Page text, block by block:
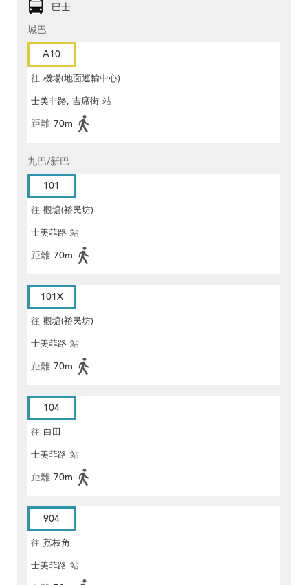
巴士
城巴
A10
往 機場(地面運輸中心)
士美非路, 吉席街 站
距離 70m
九巴/新巴
101
往 觀塘(裕民坊)
士美菲路 站
距離 70m
101X
往 觀塘(裕民坊)
士美菲路 站
距離 70m
104
往 白田
士美菲路 站
距離 70m
904
往 荔枝角
士美菲路 站